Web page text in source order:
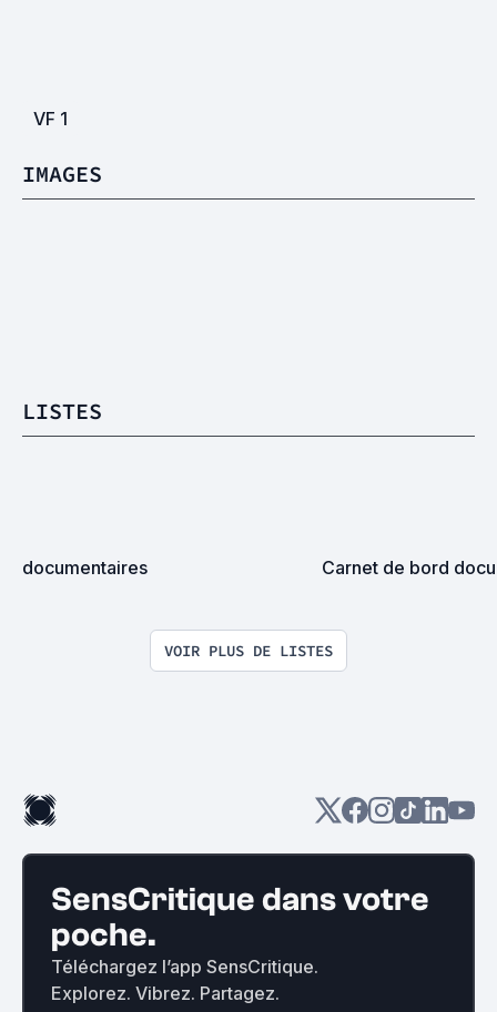
VF 1
IMAGES
LISTES
documentaires Carnet de bord
VOIR PLUS DE LISTES
SensCritique dans votre
poche.
Téléchargez l’app SensCritique.
Explorez. Vibrez. Partagez.